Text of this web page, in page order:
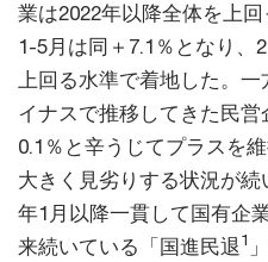
業は2022年以降全体を上
1-5月は同＋7.1％となり、
上回る水準で着地した。
イナスで推移してきた民営
0.1％と辛うじてプラスを
大きく見劣りする状況が
年1月以降一貫して国有企
来続いている「国進民退1